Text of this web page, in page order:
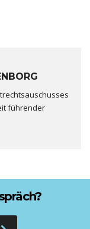
führender